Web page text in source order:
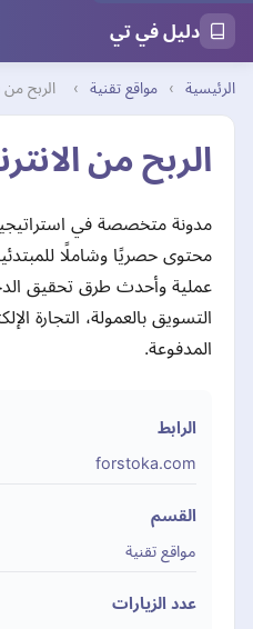
دليل في تي
الرئيسية › مواقع تقنية › الربح من
الربح من
مدونة متخصصة في
محتوى حصريًا وشاملًا
عملية وأحدث طرق تحقيق
التسويق بالعمولة، التجارة
المدفوعة.
الرابط
forstoka.com
القسم
مواقع تقنية
عدد الزيارات